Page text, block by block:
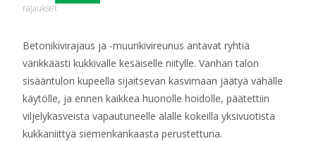
rajaukset
Betonikivirajaus ja -muurikivireunus antavat ryhtiä
värikkäästi kukkivalle kesäiselle niitylle. Vanhan talon
sisääntulon kupeella sijaitsevan kasvimaan jäätyä vähälle
käytölle, ja ennen kaikkea huonolle hoidolle, päätettiin
viljelykasveista vapautuneelle alalle kokeilla yksivuotista
kukkaniittyä siemenkankaasta perustettuna.